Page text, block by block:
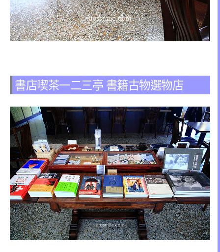
書店喫茶一二三亭 書籍古物選物店